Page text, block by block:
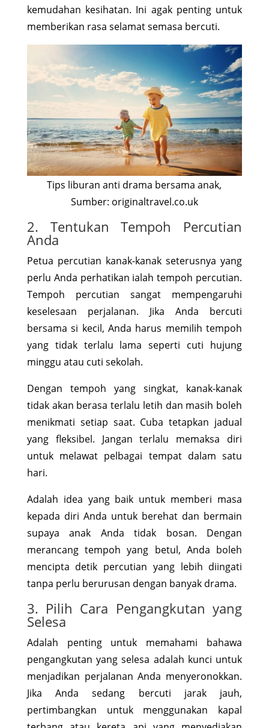
kemudahan kesihatan. Ini agak penting untuk
memberikan rasa selamat semasa bercuti.
Tips liburan anti drama bersama anak,
Sumber: originaltravel.co.uk
2. Tentukan Tempoh Percutian
Anda
Petua percutian kanak-kanak seterusnya yang
perlu Anda perhatikan ialah tempoh percutian.
Tempoh percutian sangat mempengaruhi
keselesaan perjalanan. Jika Anda bercuti
bersama si kecil, Anda harus memilih tempoh
yang tidak terlalu lama seperti cuti hujung
minggu atau cuti sekolah.
Dengan tempoh yang singkat, kanak-kanak
tidak akan berasa terlalu letih dan masih boleh
menikmati setiap saat. Cuba tetapkan jadual
yang fleksibel. Jangan terlalu memaksa diri
untuk melawat pelbagai tempat dalam satu
hari.
Adalah idea yang baik untuk memberi masa
kepada diri Anda untuk berehat dan bermain
supaya anak Anda tidak bosan. Dengan
merancang tempoh yang betul, Anda boleh
mencipta detik percutian yang lebih diingati
tanpa perlu berurusan dengan banyak drama.
3. Pilih Cara Pengangkutan yang
Selesa
Adalah penting untuk memahami bahawa
pengangkutan yang selesa adalah kunci untuk
menjadikan perjalanan Anda menyeronokkan.
Jika Anda sedang bercuti jarak jauh,
pertimbangkan untuk menggunakan kapal